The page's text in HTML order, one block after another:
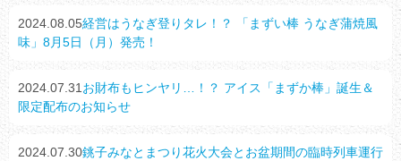
2024.08.05経営はうなぎ登りタレ！？ 「まずい棒 うなぎ蒲焼風
味」8月5日（月）発売！
2024.07.31 お財布もヒンヤリ…！？ アイス「まずか棒」誕生＆
限定配布のお知らせ
2024.07.30銚子みなとまつり花火大会とお盆期間の臨時列車運行